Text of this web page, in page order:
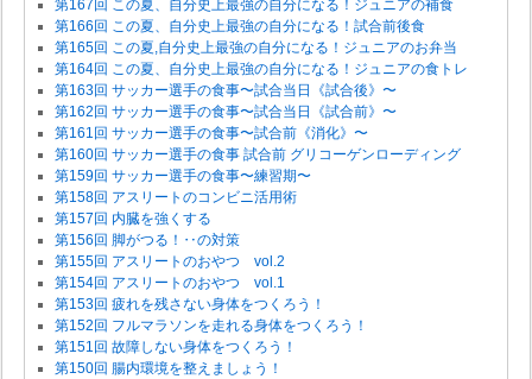
第167回 この夏、自分史上最強の自分になる！ジュニアの補食
第166回 この夏、自分史上最強の自分になる！試合前後食
第165回 この夏,自分史上最強の自分になる！ジュニアのお弁当
第164回 この夏、自分史上最強の自分になる！ジュニアの食トレ
第163回 サッカー選手の食事〜試合当日《試合後》〜
第162回 サッカー選手の食事〜試合当日《試合前》〜
第161回 サッカー選手の食事〜試合前《消化》〜
第160回 サッカー選手の食事 試合前 グリコーゲンローディング
第159回 サッカー選手の食事〜練習期〜
第158回 アスリートのコンビニ活用術
第157回 内臓を強くする
第156回 脚がつる！‥の対策
第155回 アスリートのおやつ vol.2
第154回 アスリートのおやつ vol.1
第153回 疲れを残さない身体をつくろう！
第152回 フルマラソンを走れる身体をつくろう！
第151回 故障しない身体をつくろう！
第150回 腸内環境を整えましょう！